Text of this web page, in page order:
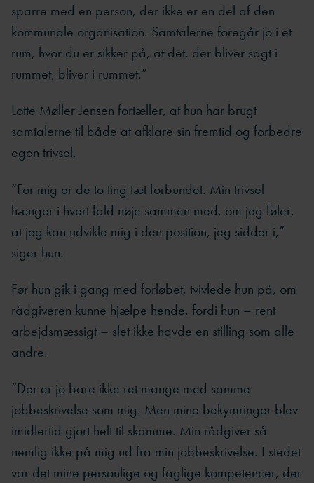
sparre med en person, der ikke er en del af den
kommunale organisation. Samtalerne foregår jo i et
rum, hvor du er sikker på, at det, der bliver sagt i
rummet, bliver i rummet.”
Lotte Møller Jensen fortæller, at hun har brugt
samtalerne til både at afklare sin fremtid og forbedre
egen trivsel.
”For mig er de to ting tæt forbundet. Min trivsel
hænger i hvert fald nøje sammen med, om jeg føler,
at jeg kan udvikle mig i den position, jeg sidder i,”
siger hun.
Før hun gik i gang med forløbet, tvivlede hun på, om
rådgiveren kunne hjælpe hende, fordi hun – rent
arbejdsmæssigt – slet ikke havde en stilling som alle
andre.
”Der er jo bare ikke ret mange med samme
jobbeskrivelse som mig. Men mine bekymringer blev
imidlertid gjort helt til skamme. Min rådgiver så
nemlig ikke på mig ud fra min jobbeskrivelse. I stedet
var det mine personlige og faglige kompetencer, der